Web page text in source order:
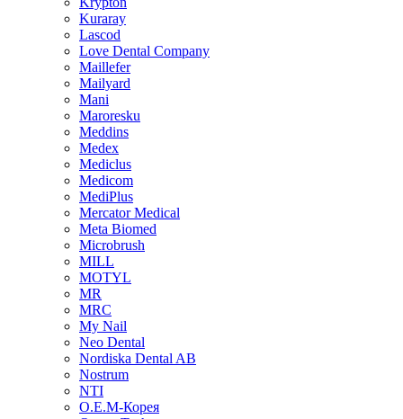
Kuraray
Lascod
Love Dental Company
Maillefer
Mailyard
Mani
Maroresku
Meddins
Medex
Mediclus
Medicom
MediPlus
Mercator Medical
Meta Biomed
Microbrush
MILL
MOTYL
MR
MRC
My Nail
Neo Dental
Nordiska Dental AB
Nostrum
NTI
O.E.M-Корея